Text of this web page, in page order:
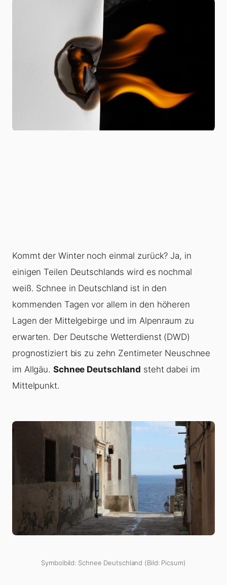
Kommt der Winter noch einmal zurück? Ja, in
einigen Teilen Deutschlands wird es nochmal
weiß. Schnee in Deutschland ist in den
kommenden Tagen vor allem in den höheren
Lagen der Mittelgebirge und im Alpenraum zu
erwarten. Der Deutsche Wetterdienst (DWD)
prognostiziert bis zu zehn Zentimeter Neuschnee
im Allgäu. Schnee Deutschland steht dabei im
Mittelpunkt.
Symbolbild: Schnee Deutschland (Bild: Picsum)